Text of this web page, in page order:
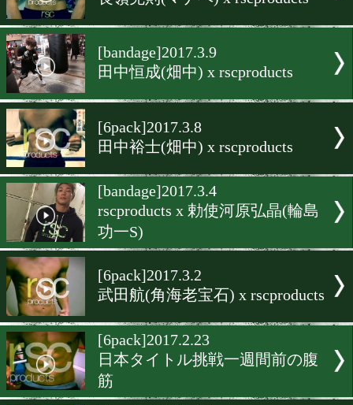
[6pack]2017.3.23
rscproducts
長嶺克則(マナベ) x
[bandage]2017.3.9
田中恒成(畑中) x rscproducts
[6pack]2017.3.8
[bandage]2017.3.4
rscproducts x 勅使河原弘晶(